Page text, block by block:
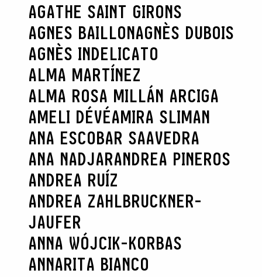
AGATHE SAINT GIRONS
AGNES BAILLONAGNÈS DUBOIS
AGNÈS INDELICATO
ALMA MARTÍNEZ
ALMA ROSA MILLÁN ARCIGA
AMELI DÉVÉAMIRA SLIMAN
ANA ESCOBAR SAAVEDRA
ANA NADJARANDREA PINEROS
ANDREA RUÍZ
ANDREA ZAHLBRUCKNER-
JAUFER
ANNA WÓJCIK-KORBAS
ANNARITA BIANCO